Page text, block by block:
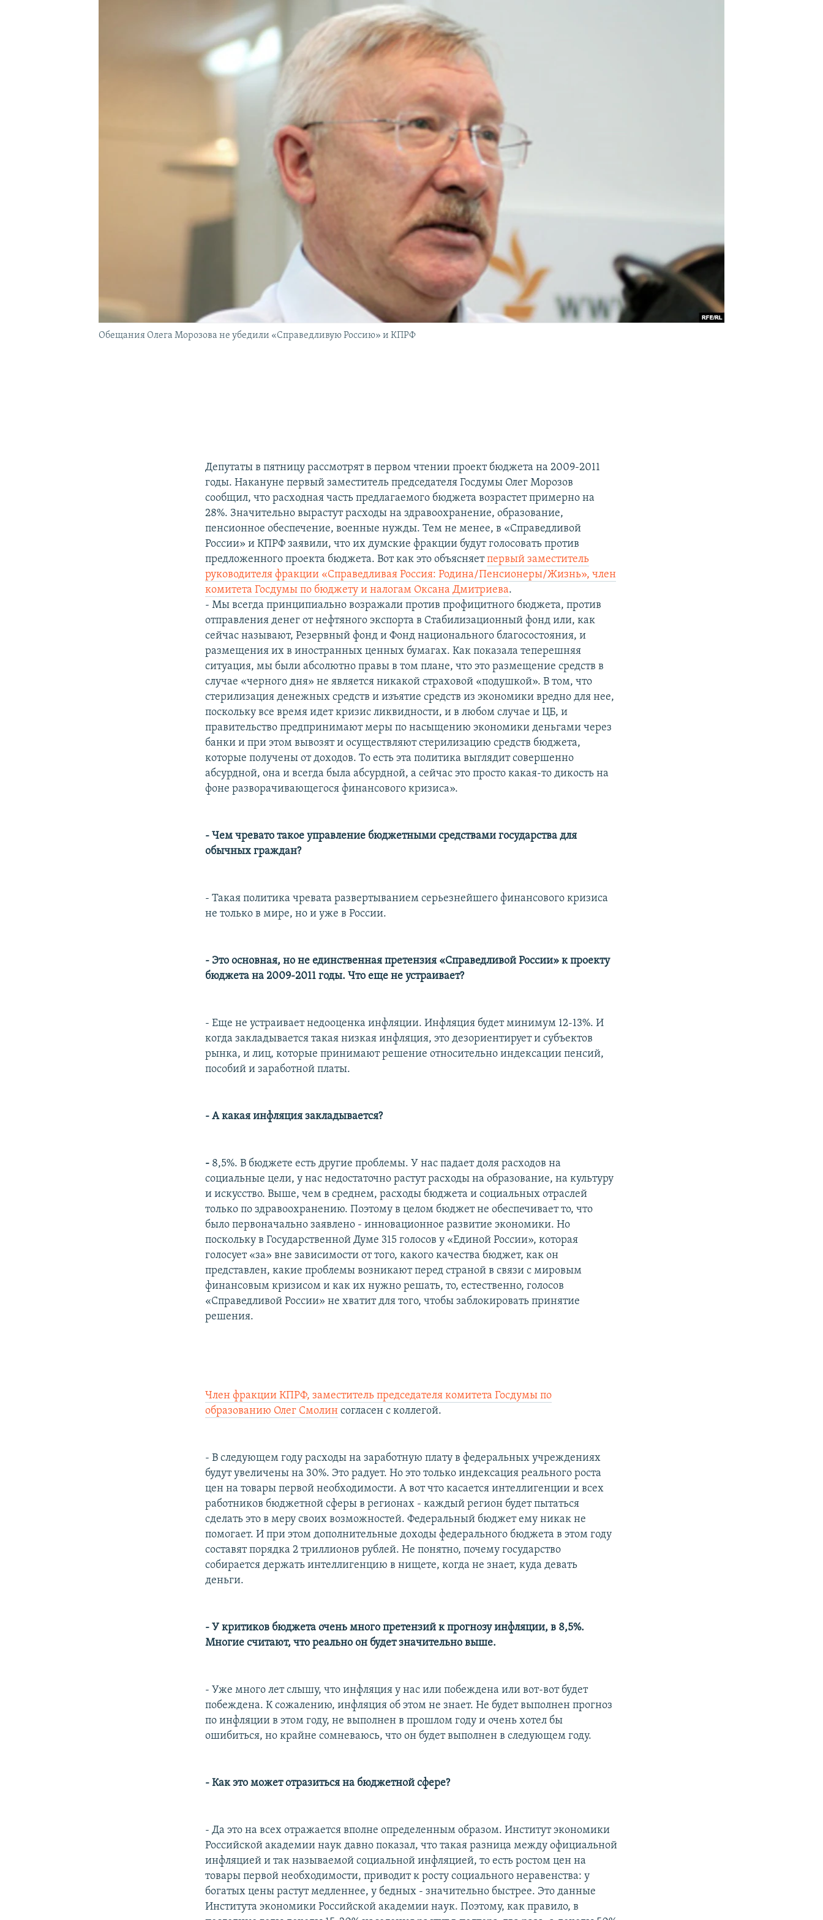
Обещания Олега Морозова не убедили «Справедливую Россию» и КПРФ
Депутаты в пятницу рассмотрят в первом чтении проект бюджета на 2009-2011
годы. Накануне первый заместитель председателя Госдумы Олег Морозов
сообщил, что расходная часть предлагаемого бюджета возрастет примерно на
28%. Значительно вырастут расходы на здравоохранение, образование,
пенсионное обеспечение, военные нужды. Тем не менее, в «Справедливой
России» и КПРФ заявили, что их думские фракции будут голосовать против
предложенного проекта бюджета. Вот как это объясняетпервый заместитель
руководителя фракции «Справедливая Россия: Родина/Пенсионеры/Жизнь», член
комитета Госдумы по бюджету и налогам Оксана Дмитриева.
- Мы всегда принципиально возражали против профицитного бюджета, против
отправления денег от нефтяного экспорта в Стабилизационный фонд или, как
сейчас называют, Резервный фонд и Фонд национального благосостояния, и
размещения их в иностранных ценных бумагах. Как показала теперешняя
ситуация, мы были абсолютно правы в том плане, что это размещение средств в
случае «черного дня» не является никакой страховой «подушкой». В том, что
стерилизация денежных средств и изъятие средств из экономики вредно для нее,
поскольку все время идет кризис ликвидности, и в любом случае и ЦБ, и
правительство предпринимают меры по насыщению экономики деньгами через
банки и при этом вывозят и осуществляют стерилизацию средств бюджета,
которые получены от доходов. То есть эта политика выглядит совершенно
абсурдной, она и всегда была абсурдной, а сейчас это просто какая-то дикость на
фоне разворачивающегося финансового кризиса».
- Чем чревато такое управление бюджетными средствами государства для
обычных граждан?
- Такая политика чревата развертыванием серьезнейшего финансового кризиса
не только в мире, но и уже в России.
- Это основная, но не единственная претензия «Справедливой России» к проекту
бюджета на 2009-2011 годы. Что еще не устраивает?
- Еще не устраивает недооценка инфляции. Инфляция будет минимум 12-13%. И
когда закладывается такая низкая инфляция, это дезориентирует и субъектов
рынка, и лиц, которые принимают решение относительно индексации пенсий,
пособий и заработной платы.
- А какая инфляция закладывается?
- 8,5%. В бюджете есть другие проблемы. У нас падает доля расходов на
социальные цели, у нас недостаточно растут расходы на образование, на культуру
и искусство. Выше, чем в среднем, расходы бюджета и социальных отраслей
только по здравоохранению. Поэтому в целом бюджет не обеспечивает то, что
было первоначально заявлено - инновационное развитие экономики. Но
поскольку в Государственной Думе 315 голосов у «Единой России», которая
голосует «за» вне зависимости от того, какого качества бюджет, как он
представлен, какие проблемы возникают перед страной в связи с мировым
финансовым кризисом и как их нужно решать, то, естественно, голосов
«Справедливой России» не хватит для того, чтобы заблокировать принятие
решения.
Член фракции КПРФ, заместитель председателя комитета Госдумы по
образованию Олег Смолин согласен с коллегой.
- В следующем году расходы на заработную плату в федеральных учреждениях
будут увеличены на 30%. Это радует. Но это только индексация реального роста
цен на товары первой необходимости. А вот что касается интеллигенции и всех
работников бюджетной сферы в регионах - каждый регион будет пытаться
сделать это в меру своих возможностей. Федеральный бюджет ему никак не
помогает. И при этом дополнительные доходы федерального бюджета в этом году
составят порядка 2 триллионов рублей. Не понятно, почему государство
собирается держать интеллигенцию в нищете, когда не знает, куда девать
деньги.
- У критиков бюджета очень много претензий к прогнозу инфляции, в 8,5%.
Многие считают, что реально он будет значительно выше.
- Уже много лет слышу, что инфляция у нас или побеждена или вот-вот будет
побеждена. К сожалению, инфляция об этом не знает. Не будет выполнен прогноз
по инфляции в этом году, не выполнен в прошлом году и очень хотел бы
ошибиться, но крайне сомневаюсь, что он будет выполнен в следующем году.
- Как это может отразиться на бюджетной сфере?
- Да это на всех отражается вполне определенным образом. Институт экономики
Российской академии наук давно показал, что такая разница между официальной
инфляцией и так называемой социальной инфляцией, то есть ростом цен на
товары первой необходимости, приводит к росту социального неравенства: у
богатых цены растут медленнее, у бедных - значительно быстрее. Это данные
Института экономики Российской академии наук. Поэтому, как правило, в